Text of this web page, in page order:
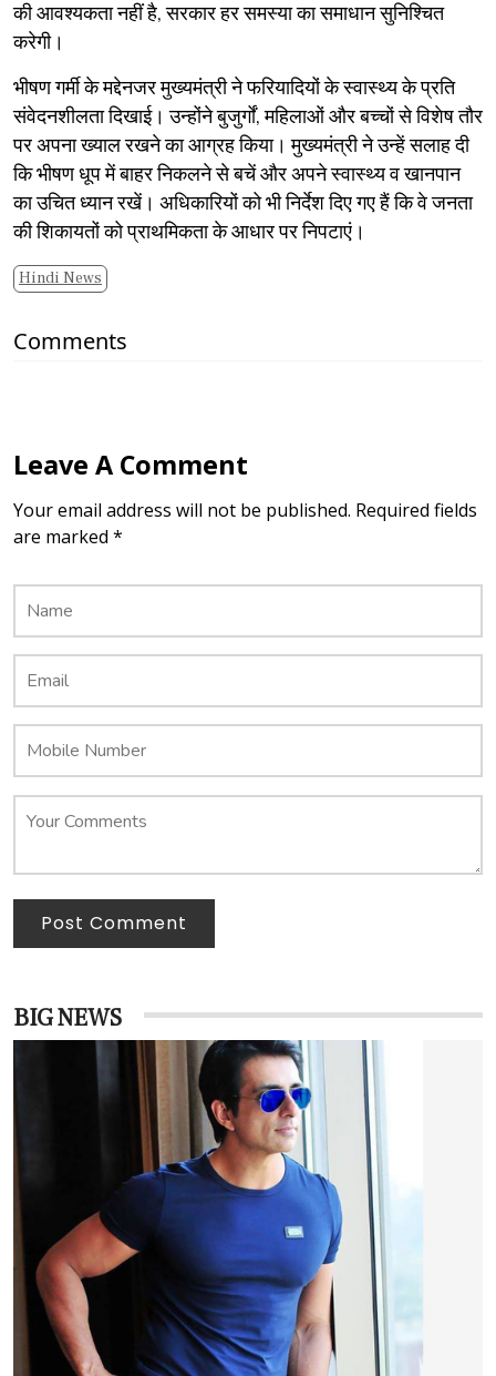
की आवश्यकता नहीं है, सरकार हर समस्या का समाधान सुनिश्चित
करेगी।
​भीषण गर्मी के मद्देनजर मुख्यमंत्री ने फरियादियों के स्वास्थ्य के प्रति
संवेदनशीलता दिखाई। उन्होंने बुजुर्गों, महिलाओं और बच्चों से विशेष तौर
पर अपना ख्याल रखने का आग्रह किया। मुख्यमंत्री ने उन्हें सलाह दी
कि भीषण धूप में बाहर निकलने से बचें और अपने स्वास्थ्य व खानपान
का उचित ध्यान रखें। अधिकारियों को भी निर्देश दिए गए हैं कि वे जनता
की शिकायतों को प्राथमिकता के आधार पर निपटाएं।
Hindi News
Comments
Leave A Comment
Your email address will not be published. Required fields
are marked *
Post Comment
BIG NEWS